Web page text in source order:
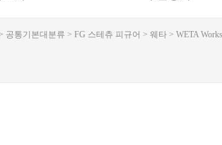
> 공통기본대분류 > FG 스테츄 피규어 > 웨타 > WETA